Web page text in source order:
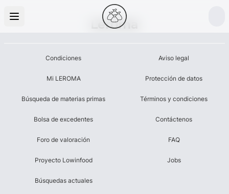
Leroma
Condiciones
Mi LEROMA
Búsqueda de materias primas
Bolsa de excedentes
Foro de valoración
Proyecto Lowinfood
Búsquedas actuales
Aviso legal
Protección de datos
Términos y condiciones
Contáctenos
FAQ
Jobs